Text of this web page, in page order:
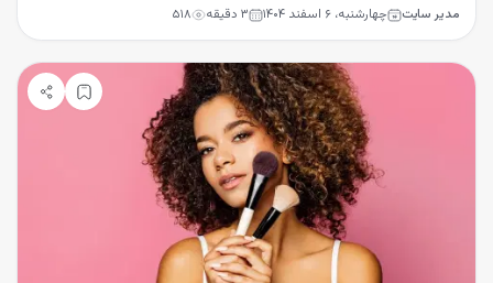
مدیر سایت چهارشنبه، ۶ اسفند ۱۴۰۴ ۳ دقیقه ۵۱۸